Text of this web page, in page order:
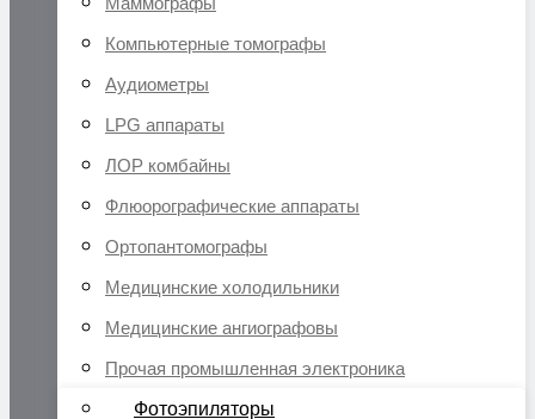
Компьютерные томографы
Аудиометры
LPG аппараты
ЛОР комбайны
Флюорографические аппараты
Ортопантомографы
Медицинские холодильники
Медицинские ангиографовы
Прочая промышленная электроника
Фотоэпиляторы